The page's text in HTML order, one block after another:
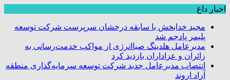
اخبار داغ
مجید خدابخش با سابقه درخشان سرپرست شرکت توسعه
پلیمر پادجم شد
مدیرعامل هلدینگ صباانرژی از مواکب خدمت‌رسانی به
زائران و عزاداران بازدید کرد
انتصاب مدیرعامل جدید شرکت توسعه سرمایه‌گذاری منطقه
آزاد اروند